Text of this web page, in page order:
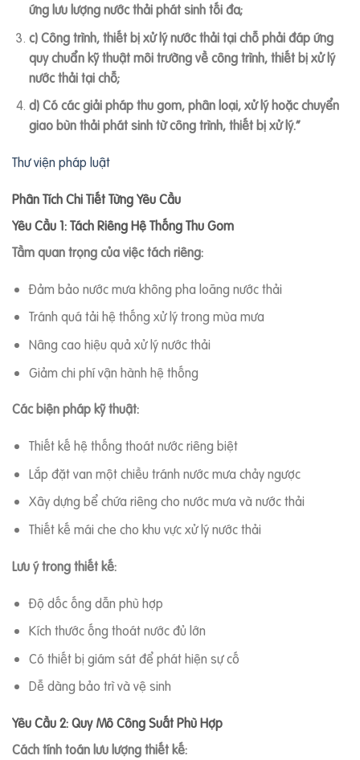
ứng lưu lượng nước thải phát sinh tối đa;
c) Công trình, thiết bị xử lý nước thải tại chỗ phải đáp ứng
quy chuẩn kỹ thuật môi trường về công trình, thiết bị xử lý
nước thải tại chỗ;
d) Có các giải pháp thu gom, phân loại, xử lý hoặc chuyển
giao bùn thải phát sinh từ công trình, thiết bị xử lý.”
Thư viện pháp luật
Phân Tích Chi Tiết Từng Yêu Cầu
Yêu Cầu 1: Tách Riêng Hệ Thống Thu Gom
Tầm quan trọng của việc tách riêng:
Đảm bảo nước mưa không pha loãng nước thải
Tránh quá tải hệ thống xử lý trong mùa mưa
Nâng cao hiệu quả xử lý nước thải
Giảm chi phí vận hành hệ thống
Các biện pháp kỹ thuật:
Thiết kế hệ thống thoát nước riêng biệt
Lắp đặt van một chiều tránh nước mưa chảy ngược
Xây dựng bể chứa riêng cho nước mưa và nước thải
Thiết kế mái che cho khu vực xử lý nước thải
Lưu ý trong thiết kế:
Độ dốc ống dẫn phù hợp
Kích thước ống thoát nước đủ lớn
Có thiết bị giám sát để phát hiện sự cố
Dễ dàng bảo trì và vệ sinh
Yêu Cầu 2: Quy Mô Công Suất Phù Hợp
Cách tính toán lưu lượng thiết kế: